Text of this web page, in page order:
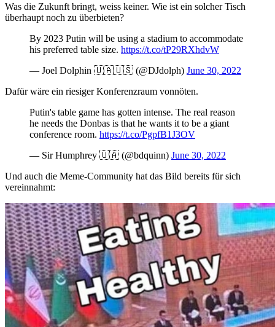
Was die Zukunft bringt, weiss keiner. Wie ist ein solcher Tisch
überhaupt noch zu überbieten?
By 2023 Putin will be using a stadium to accommodate
his preferred table size. https://t.co/tP29RXhdvW
— Joel Dolphin 🇺🇦🇺🇸 (@DJdolph) June 30, 2022
Dafür wäre ein riesiger Konferenzraum vonnöten.
Putin's table game has gotten intense. The real reason
he needs the Donbas is that he wants it to be a giant
conference room. https://t.co/PgpfB1J3OV
— Sir Humphrey 🇺🇦 (@bdquinn) June 30, 2022
Und auch die Meme-Community hat das Bild bereits für sich
vereinnahmt: